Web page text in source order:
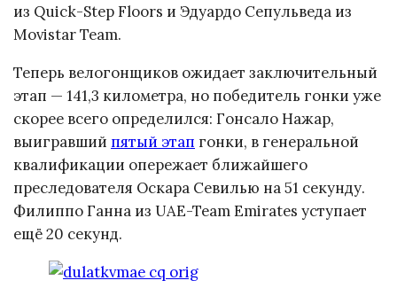
из Quick-Step Floors и Эдуардо Сепульведа из
Movistar Team.
Теперь велогонщиков ожидает заключительный
этап — 141,3 километра, но победитель гонки уже
скорее всего определился: Гонсало Нажар,
выигравший пятый этап гонки, в генеральной
квалификации опережает ближайшего
преследователя Оскара Севилью на 51 секунду.
Филиппо Ганна из UAE-Team Emirates уступает
ещё 20 секунд.